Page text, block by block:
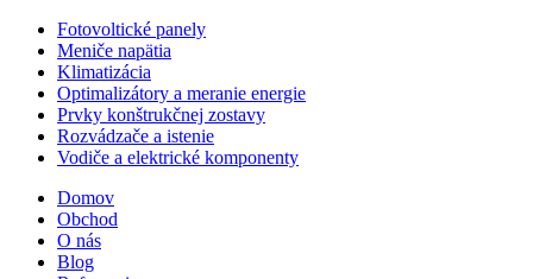
Fotovoltické panely
Meniče napätia
Klimatizácia
Optimalizátory a meranie energie
Prvky konštrukčnej zostavy
Rozvádzače a istenie
Vodiče a elektrické komponenty
Domov
Obchod
O nás
Blog